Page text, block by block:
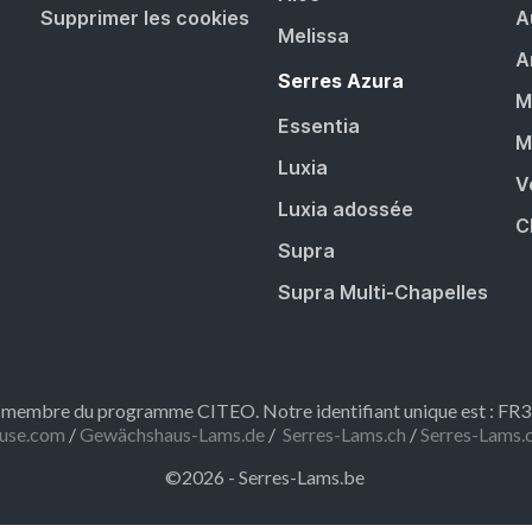
Supprimer les cookies
Melissa
Serres Azura
Essentia
Luxia
Luxia adossée
Supra
Supra Multi-Chapelles
du programme CITEO. Notre identifiant unique est :
/Gewächshaus-Lams.de/ Serres-Lams.ch /Serres-
©2026 - Serres-Lams.be